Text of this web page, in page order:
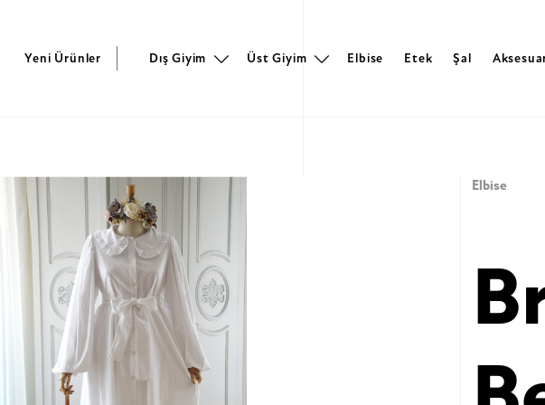
Yeni Ürünler Dış Giyim Üst Giyim Elbise Etek Şal
Elbise